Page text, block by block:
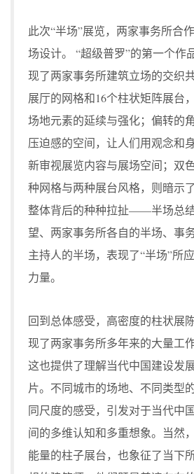
此次“半场”展览，两家事务所合
场设计。 “超级普罗”的第一个作
现了两家事务所建筑立场的交织
展厅的网格和16个柱状矩阵展台
场地元素的延续与强化；偏转的
压迫感的空间，让人们用观念和
新审视展览内容与展场空间；双
种网格与两种展台风格，则暗示
整体背后的种种拉扯——半场总
望、两家事务所各自的半场、事
主持人的半场，表现了“半场”所
力量。
回到总体感受，高密度的柱状展
现了两家事务所多年来的大量工
这也提供了理解当代中国建设发
片。不同城市的场地、不同类型
同尺度的感受，引发对于当代中
间的多维认知和多重想象。当然
能量的柱子展台，也象征了当下